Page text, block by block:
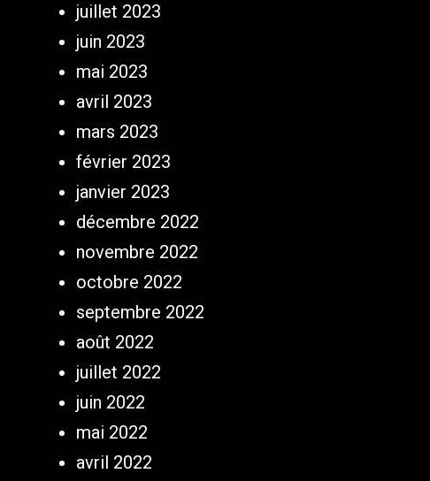
juillet 2023
juin 2023
mai 2023
avril 2023
mars 2023
février 2023
janvier 2023
décembre 2022
novembre 2022
octobre 2022
septembre 2022
août 2022
juillet 2022
juin 2022
mai 2022
avril 2022